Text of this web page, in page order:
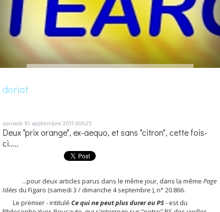
doriot
samedi 10 septembre 2011 00h25
Deux "prix orange", ex-aequo, et sans "citron", cette fois-
ci.....
...pour deux articles parus dans le même jour, dans la même Page
Idées du Figaro (samedi 3 / dimanche 4 septembre ), n° 20.866.
Le premier - intitulé Ce qui ne peut plus durer au PS- est du